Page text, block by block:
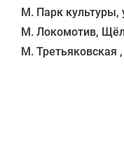
М. Парк культуры,
М. Локомотив,